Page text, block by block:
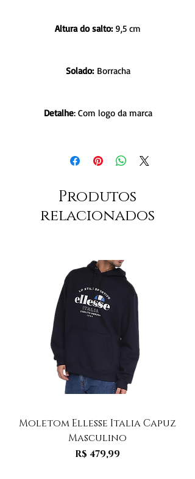
Altura do salto:9,5 cm
Solado:Borracha
Detalhe: Com logo da marca
Produtos
relacionados
Moletom Ellesse Italia Capuz
Masculino
Preço
R$ 479,99